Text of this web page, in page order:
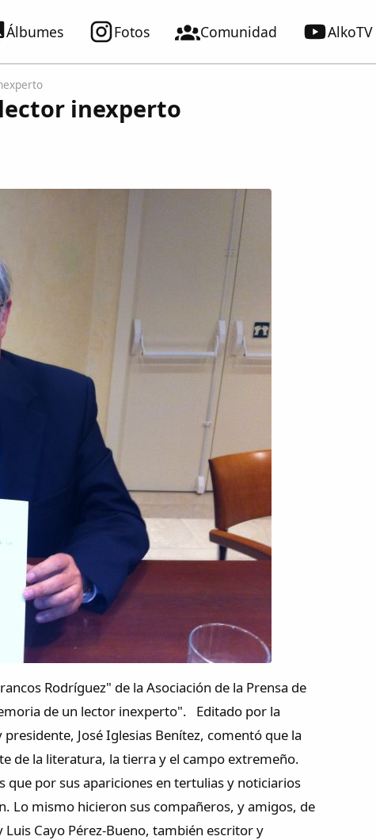
Álbumes Fotos Comunidad AlkoTV
inexperto
Rodríguez" de la Asociación de la Prensa de
de un lector inexperto". Editado por la
José Iglesias Benítez, comentó que la
de la literatura, la tierra y el campo extremeño.
que por sus apariciones en tertulias y noticiarios
Lo mismo hicieron sus compañeros, y amigos, de
Cayo Pérez-Bueno, también escritor y